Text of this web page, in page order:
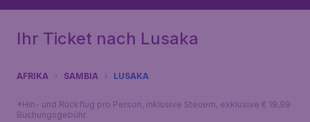
Ihr Ticket nach Lusaka
AFRIKA SAMBIA LUSAKA
*Hin- und Rückflug pro Person, inklusive Steuern, exklusive € 19,99
Buchungsgebühr.